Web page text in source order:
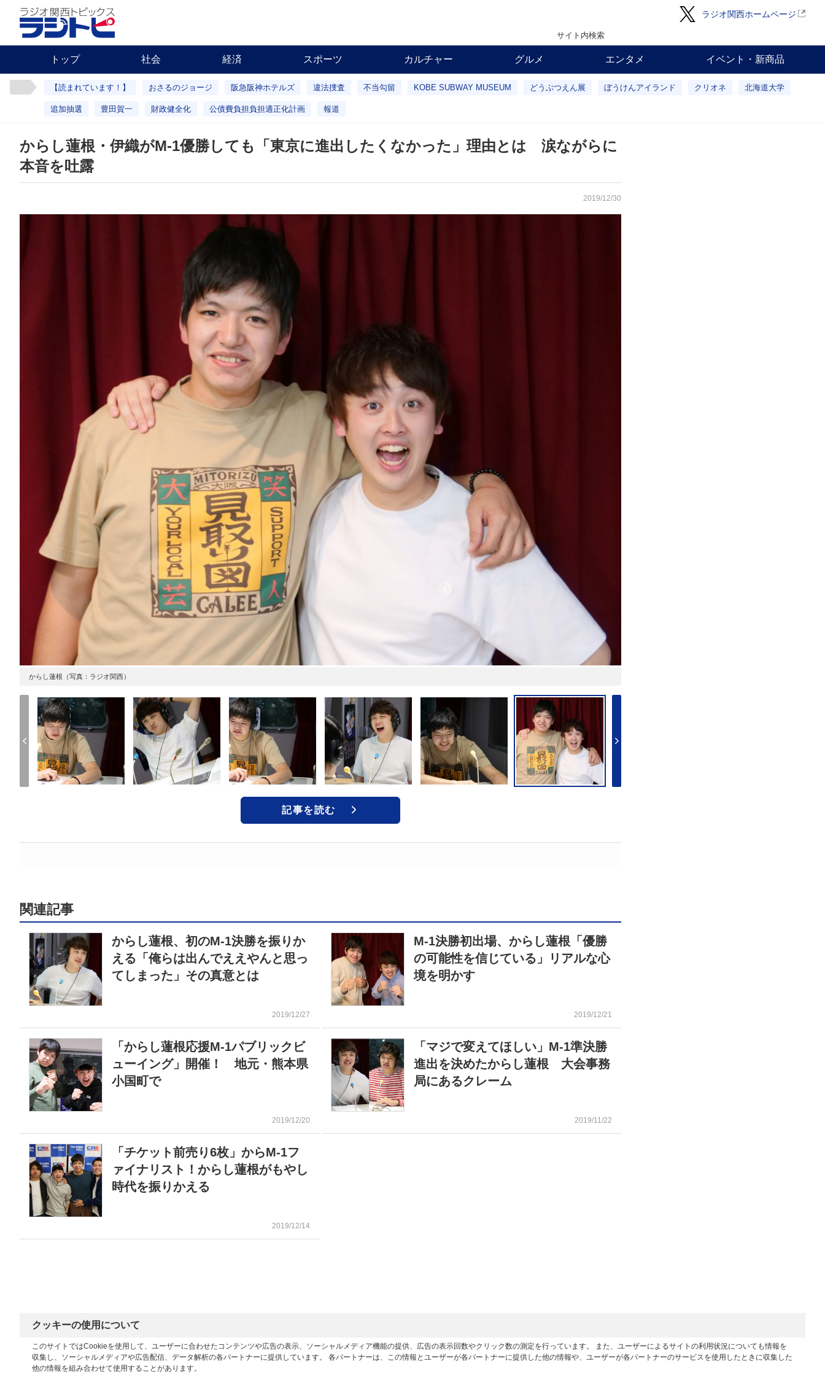
ラジオ関西ホームページ
サイト内検索
トップ 社会 経済 スポーツ カルチャー グルメ エンタメ イベント・新商品
【読まれています！】 おさるのジョージ 阪急阪神ホテルズ 違法捜査 不当勾留 KOBE SUBWAY MUSEUM どうぶつえん展 ぼうけんアイランド クリオネ 北海道大学
追加抽選 豊田賀一 財政健全化 公債費負担負担適正化計画 報道
からし蓮根・伊織がM-1優勝しても「東京に進出したくなかった」理由とは 涙ながらに
本音を吐露
2019/12/30
からし蓮根（写真：ラジオ関西）
記事を読む
関連記事
からし蓮根、初のM-1決勝を振りか
える「俺らは出んでええやんと思っ
てしまった」その真意とは
2019/12/27
M-1決勝初出場、からし蓮根「優勝
の可能性を信じている」リアルな心
境を明かす
2019/12/21
「からし蓮根応援M-1パブリックビ
ューイング」開催！ 地元・熊本県
小国町で
2019/12/20
「マジで変えてほしい」M-1準決勝
進出を決めたからし蓮根 大会事務
局にあるクレーム
2019/11/22
「チケット前売り6枚」からM-1フ
ァイナリスト！からし蓮根がもやし
時代を振りかえる
2019/12/14
クッキーの使用について
このサイトではCookieを使用して、ユーザーに合わせたコンテンツや広告の表示、ソーシャルメディア機能の提供、広告の表示回数やクリック数の測定を行っています。 また、ユーザーによるサイトの利用状況についても情報を
収集し、ソーシャルメディアや広告配信、データ解析の各パートナーに提供しています。 各パートナーは、この情報とユーザーが各パートナーに提供した他の情報や、ユーザーが各パートナーのサービスを使用したときに収集した
他の情報を組み合わせて使用することがあります。